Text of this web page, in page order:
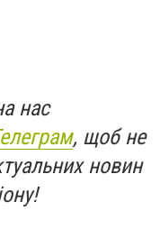
нас
, щоб не
новин